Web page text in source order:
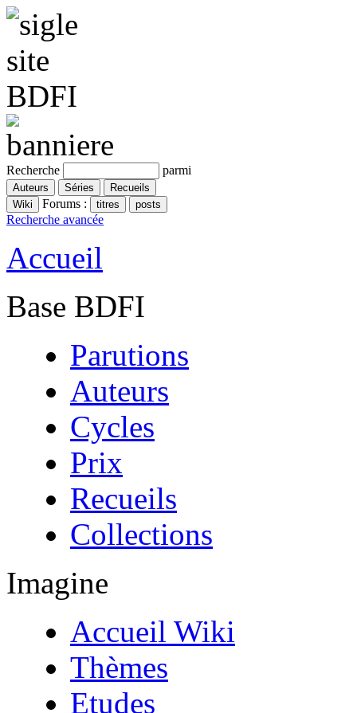
Recherche parmi
Forums :
Recherche avancée
Accueil
Base BDFI
Parutions
Auteurs
Cycles
Prix
Recueils
Collections
Imagine
Accueil Wiki
Thèmes
Etudes